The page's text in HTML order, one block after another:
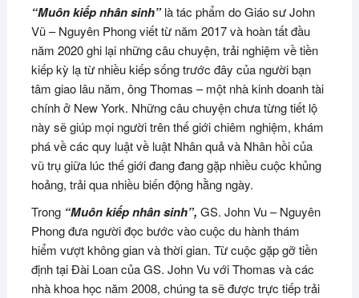
“Muôn kiếp nhân sinh”là tác phẩm do Giáo sư John
Vũ – Nguyên Phong viết từ năm 2017 và hoàn tất đầu
năm 2020 ghi lại những câu chuyện, trải nghiệm về tiền
kiếp kỳ lạ từ nhiều kiếp sống trước đây của người bạn
tâm giao lâu năm, ông Thomas – một nhà kinh doanh tài
chính ở New York. Những câu chuyện chưa từng tiết lộ
này sẽ giúp mọi người trên thế giới chiêm nghiệm, khám
phá về các quy luật về luật Nhân quả và Nhân hồi của
vũ trụ giữa lúc thế giới đang đang gặp nhiều cuộc khủng
hoảng, trải qua nhiều biến động hằng ngày.
Trong “Muôn kiếp nhân sinh”, GS. John Vu – Nguyên
Phong đưa người đọc bước vào cuộc du hành thám
hiểm vượt không gian và thời gian. Từ cuộc gặp gỡ tiền
định tại Đài Loan của GS. John Vu với Thomas và các
nhà khoa học năm 2008, chúng ta sẽ được trực tiếp trải